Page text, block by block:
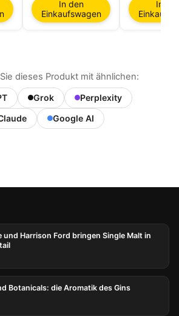
In den
Einkaufswagen
In
dieses Produkt mit ähnlichen:
Grok
Perplexity
Google AI
und Harrison Ford bringen Single Malt in
Botanicals: die Aromatik des Gins